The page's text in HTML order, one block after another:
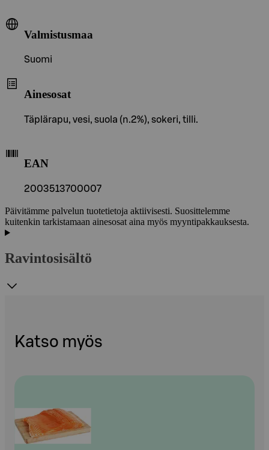
Valmistusmaa
Suomi
Ainesosat
Täplärapu, vesi, suola (n.2%), sokeri, tilli.
EAN
2003513700007
Päivitämme palvelun tuotetietoja aktiivisesti. Suosittelemme
kuitenkin tarkistamaan ainesosat aina myös myyntipakkauksesta.
Ravintosisältö
Katso myös